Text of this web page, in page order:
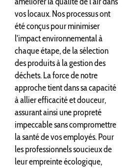
vos locaux. Nos processus ont
été conçus pour minimiser
l'impact environnemental à
chaque étape, de la sélection
des produits à la gestion des
déchets. La force de notre
approche tient dans sa capacité
à allier efficacité et douceur,
assurant ainsi une propreté
impeccable sans compromettre
la santé de vos employés. Pour
les professionnels soucieux de
leur empreinte écologique,